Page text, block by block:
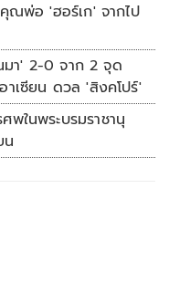
ณพ่อ 'ฮอร์เก' จากไป
มา' 2-0 จาก 2 จุด
าเซียน ดวล 'สิงคโปร์'
พในพระบรมราชานุ
น